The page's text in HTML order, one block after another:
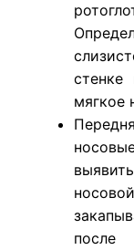
стенке
мягкое